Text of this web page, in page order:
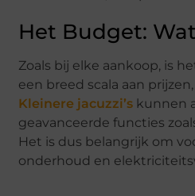
Het Budget:
Zoals bij elke aankoop, is
een breed scala aan
Kleinere jacuzzi’s kunnen
geavanceerde functies
Het is dus belangrijk om
onderhoud en